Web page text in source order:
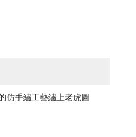
仿手繡工藝繡上老虎圖